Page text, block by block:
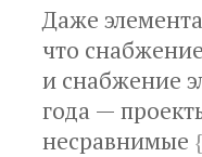
Даже
что
и снабжение
года —
несравнимые {